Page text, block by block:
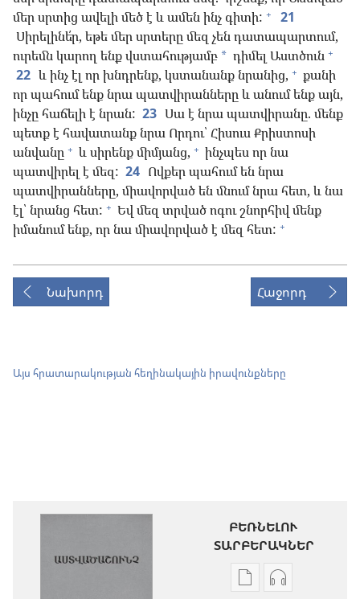
մեր սրտից ավելի մեծ է և ամեն ինչ գիտի: +
21
Սիրելինե՛ր, եթե մեր սրտերը մեզ չեն դատապարտում,
ուրեմն կարող ենք վստահությամբ * դիմել Աստծուն +
22 և ինչ էլ որ խնդրենք, կստանանք նրանից, + քանի
որ պահում ենք նրա պատվիրանները և անում ենք այն,
ինչը հաճելի է նրան: 23 Սա է նրա պատվիրանը. մենք
պետք է հավատանք նրա Որդու՝ Հիսուս Քրիստոսի
անվանը + և սիրենք միմյանց, + ինչպես որ նա
պատվիրել է մեզ: 24 Ովքեր պահում են նրա
պատվիրանները, միավորված են մնում նրա հետ, և նա
էլ՝ նրանց հետ: + Եվ մեզ տրված ոգու շնորհիվ մենք
իմանում ենք, որ նա միավորված է մեզ հետ: +
Նախորդ Հաջորդ
Այս հրատարակության հեղինակային իրավունքները
ԲԵՌՆԵԼՈՒ
ՏԱՐԲԵՐԱԿՆԵՐ
Թվային